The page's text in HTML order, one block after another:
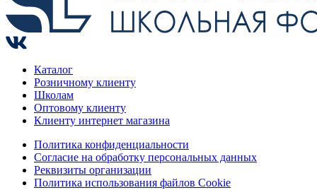
Каталог
Розничному клиенту
Школам
Оптовому клиенту
Клиенту интернет магазина
Политика конфиденциальности
Согласие на обработку персональных данных
Реквизиты организации
Политика использования файлов Cookie